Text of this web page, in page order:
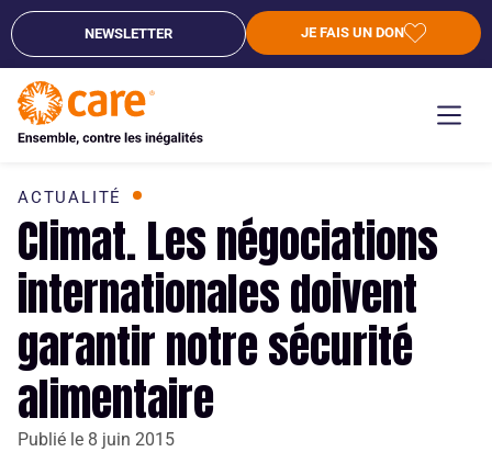
NEWSLETTER JE FAIS UN DON
ACTUALITÉ
Climat. Les négociations
internationales doivent
garantir notre sécurité
alimentaire
Publié le 8 juin 2015